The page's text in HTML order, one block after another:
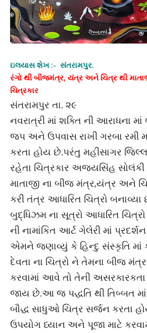
ઇલયાસ શેખ :- સંતરામપુર.
રંગો થી બીજમંત્ર, યંત્ર અને ચિત્ર થી
ચિત્રકાર
સંતરામપુર તા. ૨૯
નવરાત્રી માં શક્તિ ની આરાધના
જપ અને ઉપવાસ રાખી ગરબા રમી
કરતા હોય છે.પરંતુ મહીસાગર
રહેતા ચિત્રકાર અજયસિંહ સોલંકી
માતાજી ના બીજ મંત્ર,યંત્ર અને
કરી તંત્ર આધારિત ચિત્રો
બુદ્ધિઝમ ના સૂત્રો આધારિત
ની નામાંકિત આર્ટ ગેલેરી માં
એમને જણાવ્યું કે હિન્દુ સંસ્કૃતિ માં
દેવતા ના ચિત્રો ને તેમના બીજ
કરવામાં આવે તો તેની
જાય છે.આ જ પદ્ધતિ થી તિબ્બત
બૌદ્ધ સાધુઓ ચિત્ર સર્જન કરતા
ઉપયોગ ધ્યાન અને પૂજા માટે